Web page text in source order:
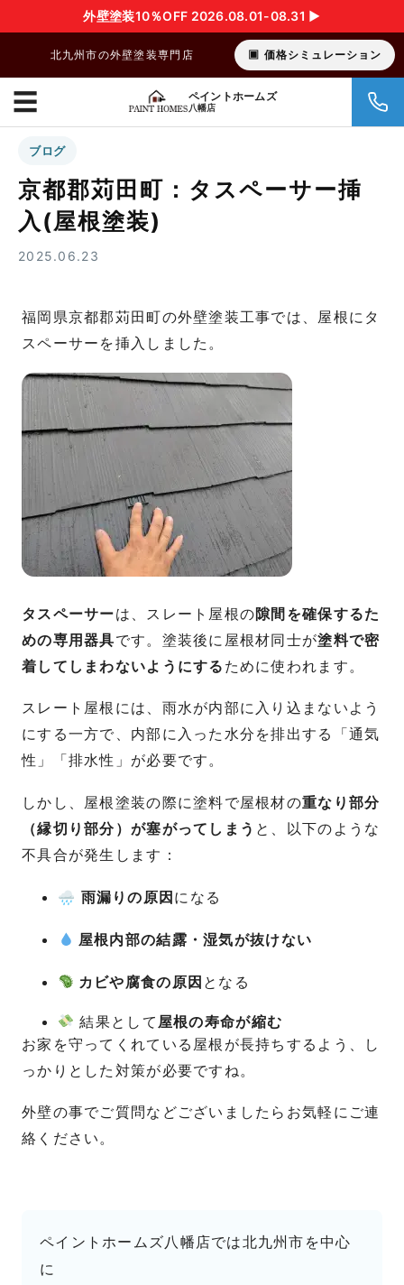
外壁塗装10％OFF 2026.08.01-08.31 ▶︎
北九州市の外壁塗装専門店 価格シミュレーション
ペイントホームズ
八幡店
☰
ブログ
京都郡苅田町：タスペーサー挿
入(屋根塗装)
2025.06.23
福岡県京都郡苅田町の外壁塗装工事では、屋根にタ
スペーサーを挿入しました。
タスペーサーは、スレート屋根の隙間を確保するた
めの専用器具です。塗装後に屋根材同士が塗料で密
着してしまわないようにする ために使われます。
スレート屋根には、雨水が内部に入り込まないよう
にする一方で、内部に入った水分を排出する「通気
性」「排水性」が必要です。
しかし、屋根塗装の際に塗料で屋根材の重なり部分
（縁切り部分）が塞がってしまう と、以下のような
不具合が発生します：
🌧 雨漏りの原因 になる
屋根内部の結露・湿気が抜けない
カビや腐食の原因 となる
結果として 屋根の寿命が縮む
お家を守ってくれている屋根が長持ちするよう、し
っかりとした対策が必要ですね。
外壁の事でご質問などございましたらお気軽にご連
絡ください。
ペイントホームズ八幡店では北九州市を中心
に